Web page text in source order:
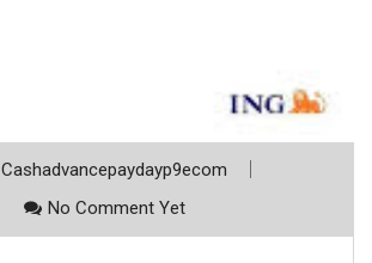
Cashadvancepaydayp9ecom
No Comment Yet